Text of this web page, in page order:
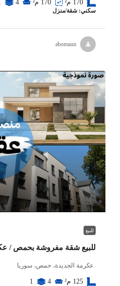
170 م² 170 م² 4
سكني: شقة/منزل
abomaun
للبيع
للبيع شقة مفروشة بحمص /
عكرمة الجديدة، حمص، سوريا
125 م² 4
1